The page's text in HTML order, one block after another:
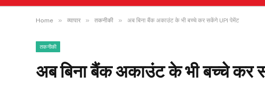
Home » व्यापार » तकनीकी » अब बिना बैंक अकाउंट के भी बच्चे कर सकेंगे UPI पेमेंट
तकनीकी
अब बिना बैंक अकाउंट के भी बच्चे कर